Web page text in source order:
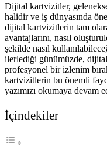
Dijital kartvizitler,
halidir ve iş dünyasında
dijital kartvizitlerin tam
avantajlarını, nasıl
şekilde nasıl
ilerlediği günümüzde,
profesyonel bir izlenim
kartvizitlerin bu önemli
yazımızı okumaya devam
İçindekiler